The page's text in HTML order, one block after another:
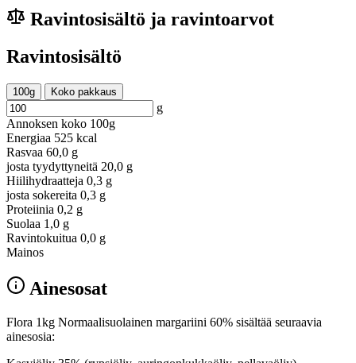
Ravintosisältö ja ravintoarvot
Ravintosisältö
100g Koko pakkaus
g
Annoksen koko 100g
Energiaa 525 kcal
Rasvaa 60,0 g
josta tyydyttyneitä 20,0 g
Hiilihydraatteja 0,3 g
josta sokereita 0,3 g
Proteiinia 0,2 g
Suolaa 1,0 g
Ravintokuitua 0,0 g
Mainos
Ainesosat
Flora 1kg Normaalisuolainen margariini 60% sisältää seuraavia
ainesosia: